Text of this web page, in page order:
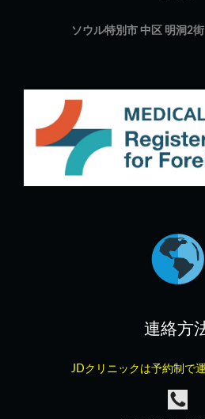
ソウル特別市 中区 明洞2
連絡方
JDクリニックは予約制で